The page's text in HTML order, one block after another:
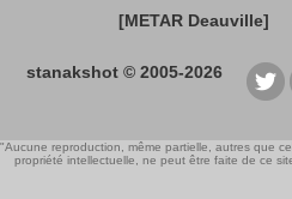
[METAR Deauville]
stanakshot © 2005-2026
"Aucune reproduction, même partielle, autres que
propriété intellectuelle, ne peut être faite de ce